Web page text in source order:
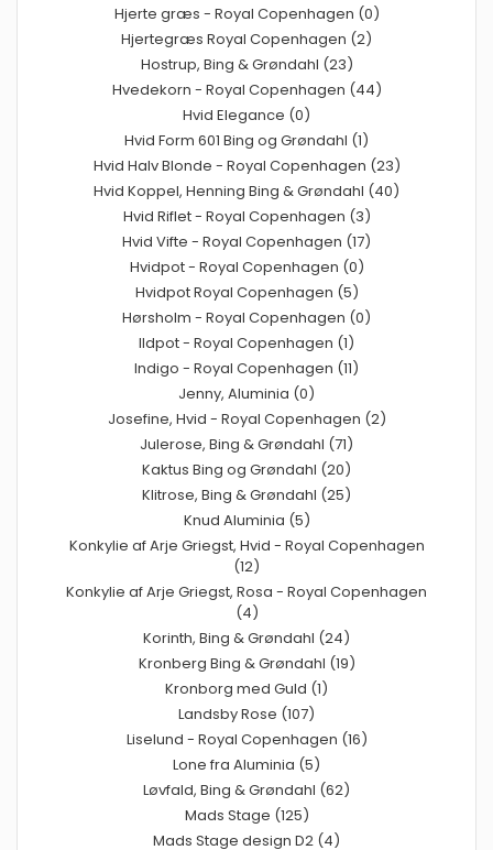
Hjerte græs - Royal Copenhagen (0)
Hjertegræs Royal Copenhagen (2)
Hostrup, Bing & Grøndahl (23)
Hvedekorn - Royal Copenhagen (44)
Hvid Elegance (0)
Hvid Form 601 Bing og Grøndahl (1)
Hvid Halv Blonde - Royal Copenhagen (23)
Hvid Koppel, Henning Bing & Grøndahl (40)
Hvid Riflet - Royal Copenhagen (3)
Hvid Vifte - Royal Copenhagen (17)
Hvidpot - Royal Copenhagen (0)
Hvidpot Royal Copenhagen (5)
Hørsholm - Royal Copenhagen (0)
Ildpot - Royal Copenhagen (1)
Indigo - Royal Copenhagen (11)
Jenny, Aluminia (0)
Josefine, Hvid - Royal Copenhagen (2)
Julerose, Bing & Grøndahl (71)
Kaktus Bing og Grøndahl (20)
Klitrose, Bing & Grøndahl (25)
Knud Aluminia (5)
Konkylie af Arje Griegst, Hvid - Royal Copenhagen
(12)
Konkylie af Arje Griegst, Rosa - Royal Copenhagen
(4)
Korinth, Bing & Grøndahl (24)
Kronberg Bing & Grøndahl (19)
Kronborg med Guld (1)
Landsby Rose (107)
Liselund - Royal Copenhagen (16)
Lone fra Aluminia (5)
Løvfald, Bing & Grøndahl (62)
Mads Stage (125)
Mads Stage design D2 (4)